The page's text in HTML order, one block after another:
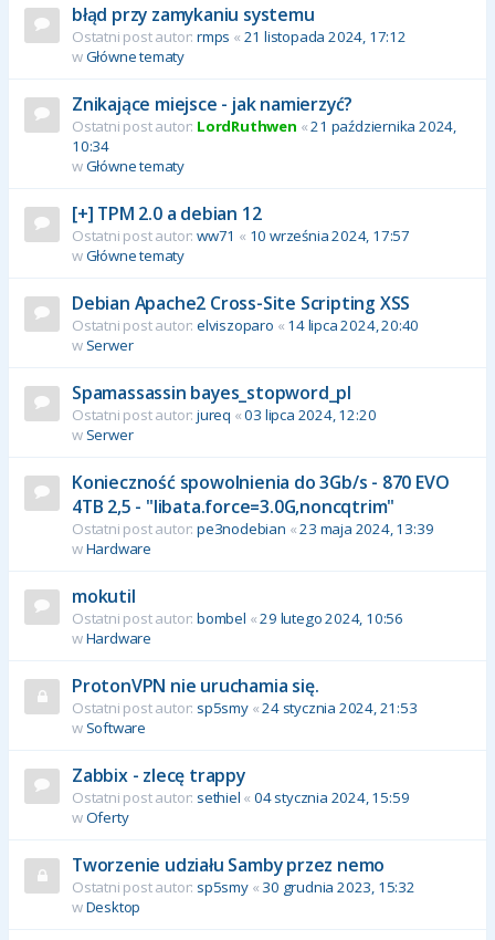
błąd przy zamykaniu systemu
Ostatni post autor: rmps « 21 listopada 2024, 17:12
wGłówne tematy
Znikające miejsce - jak namierzyć?
Ostatni post autor: LordRuthwen «21 października 2024,
10:34
wGłówne tematy
[+] TPM 2.0 a debian 12
Ostatni post autor: ww71 « 10 września 2024, 17:57
wGłówne tematy
Debian Apache2 Cross-Site Scripting XSS
Ostatni post autor: elviszoparo « 14 lipca 2024, 20:40
w Serwer
Spamassassin bayes_stopword_pl
Ostatni post autor: jureq «03 lipca 2024, 12:20
w Serwer
Konieczność spowolnienia do 3Gb/s - 870 EVO
4TB 2,5 - "libata.force=3.0G,noncqtrim"
Ostatni post autor: pe3nodebian «23 maja 2024, 13:39
wHardware
mokutil
Ostatni post autor: bombel «29 lutego 2024, 10:56
wHardware
ProtonVPN nie uruchamia się.
Ostatni post autor: sp5smy«24 stycznia 2024, 21:53
w Software
Zabbix - zlecę trappy
Ostatni post autor: sethiel «04 stycznia 2024, 15:59
wOferty
Tworzenie udziału Samby przez nemo
Ostatni post autor: sp5smy« 30 grudnia 2023, 15:32
wDesktop